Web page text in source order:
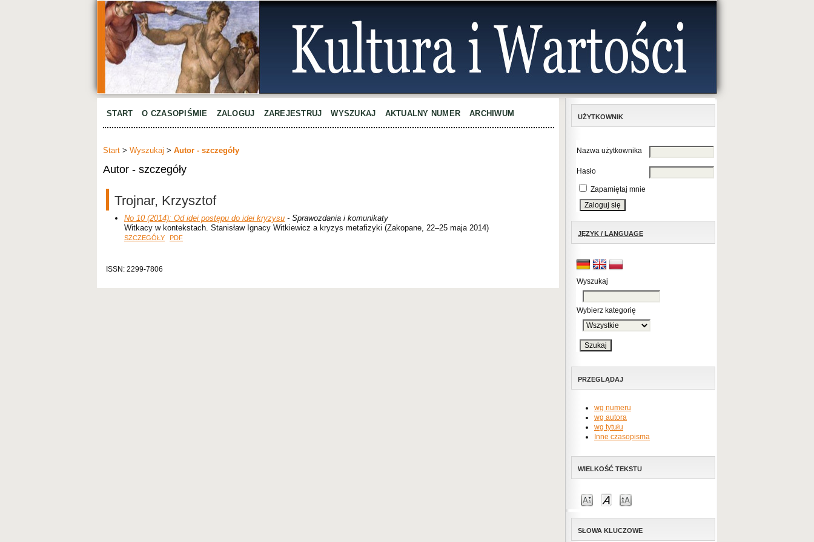
UŻYTKOWNIK
Nazwa użytkownika
Hasło
Zapamiętaj mnie
JĘZYK / LANGUAGE
Wyszukaj
Wybierz kategorię
PRZEGLĄDAJ
wg numeru
wg autora
wg tytułu
Inne czasopisma
WIELKOŚĆ TEKSTU
SŁOWA KLUCZOWE
START O CZASOPIŚMIE ZALOGUJ ZAREJESTRUJ WYSZUKAJ AKTUALNY NUMER ARCHIWUM
Start > Wyszukaj > Autor - szczegóły
Autor - szczegóły
Trojnar, Krzysztof
No 10 (2014): Od idei postępu do idei kryzysu - Sprawozdania i komunikaty
Witkacy w kontekstach. Stanisław Ignacy Witkiewicz a kryzys metafizyki (Zakopane, 22–25 maja 2014)
SZCZEGÓŁY PDF
ISSN: 2299-7806